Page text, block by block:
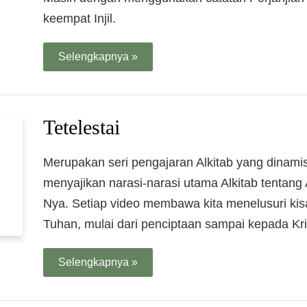
keempat Injil.
Selengkapnya »
Tetelestai
Merupakan seri pengajaran Alkitab yang
menyajikan narasi-narasi utama Alkitab
Nya. Setiap video membawa kita menelusuri
Tuhan, mulai dari penciptaan sampai kepada
Selengkapnya »